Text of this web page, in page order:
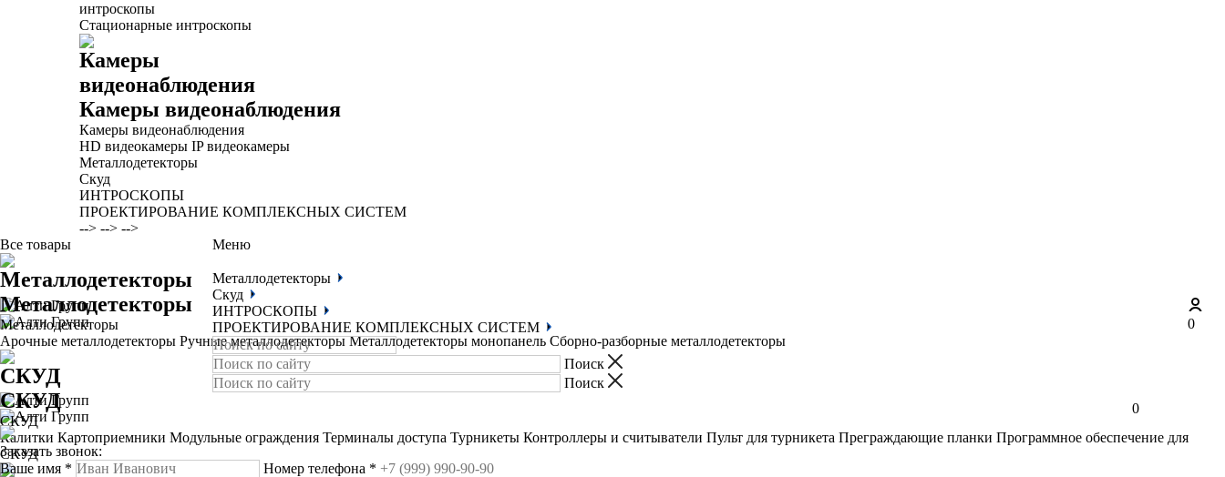
Стационарные интроскопы
Камеры видеонаблюдения
Камеры видеонаблюдения
HD видеокамеры IP видеокамеры
Металлодетекторы
Скуд
ИНТРОСКОПЫ
ПРОЕКТИРОВАНИЕ КОМПЛЕКСНЫХ СИСТЕМ
--> --> -->
Все товары
Металлодетекторы
Металлодетекторы
Арочные металлодетекторы Ручные металлодетекторы Металлодетекторы монопанель Сборно-разборные металлодетекторы
СКУД
СКУД
Калитки Картоприемники Модульные ограждения Терминалы доступа Турникеты Контроллеры и считыватели Пульт для турникета Преграждающие планки Программное обеспечение для
СКУД
Меню
Металлодетекторы
Скуд
ИНТРОСКОПЫ
ПРОЕКТИРОВАНИЕ КОМПЛЕКСНЫХ СИСТЕМ
0
0
Заказать звонок:
Ваше имя * Номер телефона *